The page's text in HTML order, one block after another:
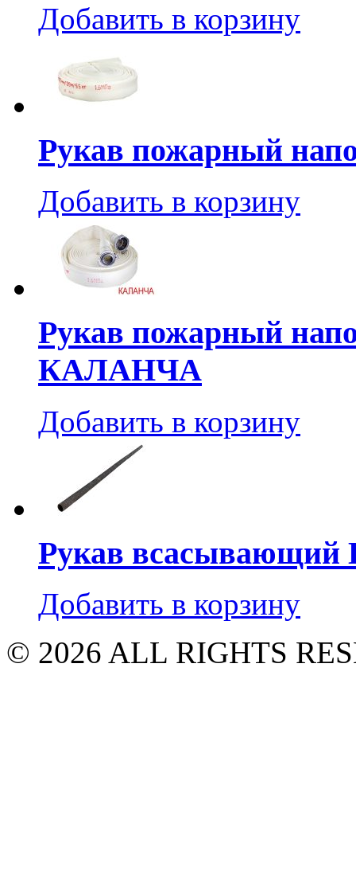
Добавить в корзину
Рукав пожарный
Добавить в корзину
Рукав пожарный
КАЛАНЧА
Добавить в корзину
Рукав всасывающий
Добавить в корзину
© 2026 ALL RIGHTS